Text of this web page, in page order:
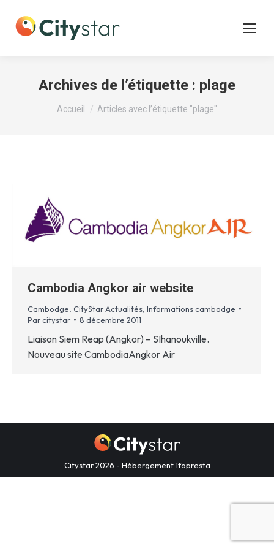
Archives de l’étiquette : plage
Vous êtes ici :
Accueil Articles avec l’étiquette "plage"
Cambodia Angkor air website
Cambodge CityStar Actualités Informations cambodge
Par citystar 8 décembre 2011
Liaison Siem Reap (Angkor) – SIhanoukville.
Nouveau site CambodiaAngkor Air
Citystar 2026 - Hébergement1fopresta